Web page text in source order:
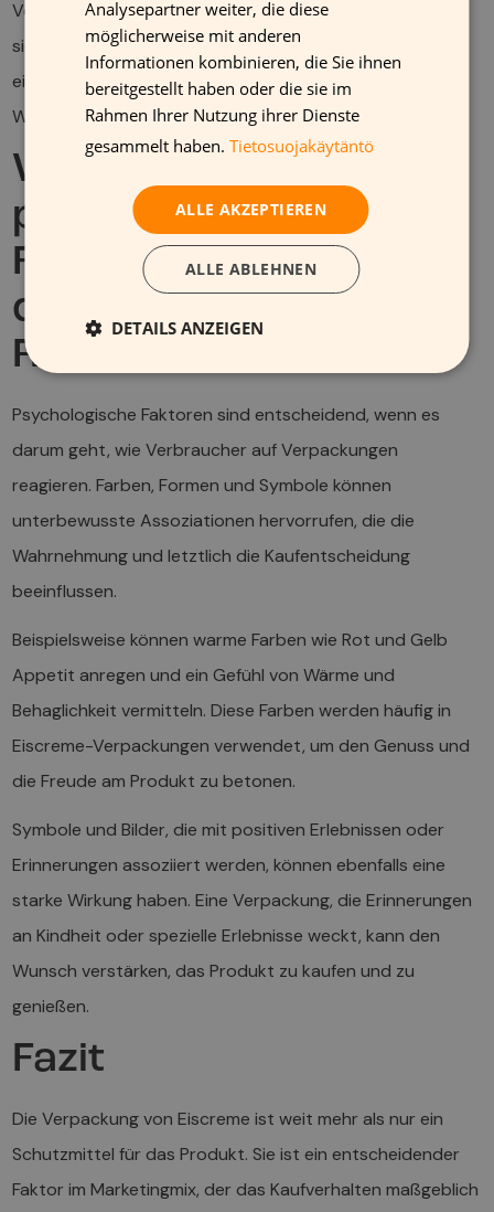
Verbraucher fühlen sich durch solche Informationen
sicherer in ihrer Kaufentscheidung und sind eher bereit,
einen höheren Preis für ein Produkt zu zahlen, das ihren
Werten entspricht.
Welche
psychologischen
Faktoren spielen bei
der Verpackung eine
Rolle?
Psychologische Faktoren sind entscheidend, wenn es
darum geht, wie Verbraucher auf Verpackungen
reagieren. Farben, Formen und Symbole können
unterbewusste Assoziationen hervorrufen, die die
Wahrnehmung und letztlich die Kaufentscheidung
beeinflussen.
Beispielsweise können warme Farben wie Rot und Gelb
Appetit anregen und ein Gefühl von Wärme und
Behaglichkeit vermitteln. Diese Farben werden häufig in
Eiscreme-Verpackungen verwendet, um den Genuss und
die Freude am Produkt zu betonen.
Symbole und Bilder, die mit positiven Erlebnissen oder
Erinnerungen assoziiert werden, können ebenfalls eine
starke Wirkung haben. Eine Verpackung, die Erinnerungen
an Kindheit oder spezielle Erlebnisse weckt, kann den
Wunsch verstärken, das Produkt zu kaufen und zu
genießen.
Fazit
Die Verpackung von Eiscreme ist weit mehr als nur ein
Schutzmittel für das Produkt. Sie ist ein entscheidender
Faktor im Marketingmix, der das Kaufverhalten maßgeblich
Analysepartner weiter, die diese
möglicherweise mit anderen
Informationen kombinieren, die Sie ihnen
bereitgestellt haben oder die sie im
Rahmen Ihrer Nutzung ihrer Dienste
gesammelt haben. Tietosuojakäytäntö
ALLE AKZEPTIEREN
ALLE ABLEHNEN
DETAILS ANZEIGEN